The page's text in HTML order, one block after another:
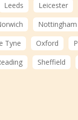
Leeds Leicester
Nottingham
Tyne
Oxford
Sheffield